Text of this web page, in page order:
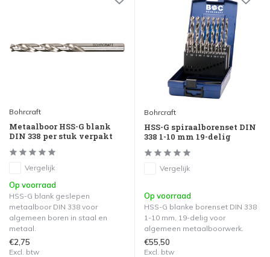
Bohrcraft
Metaalboor HSS-G blank
DIN 338 per stuk verpakt
Vergelijk
Op voorraad
HSS-G blank geslepen
metaalboor DIN 338 voor
algemeen boren in staal en
metaal.
€2,75
Excl. btw
Bohrcraft
HSS-G spiraalborenset DIN
338 1-10 mm 19-delig
Vergelijk
Op voorraad
HSS-G blanke borenset DIN 338
1-10 mm, 19-delig voor
algemeen metaalboorwerk.
€55,50
Excl. btw